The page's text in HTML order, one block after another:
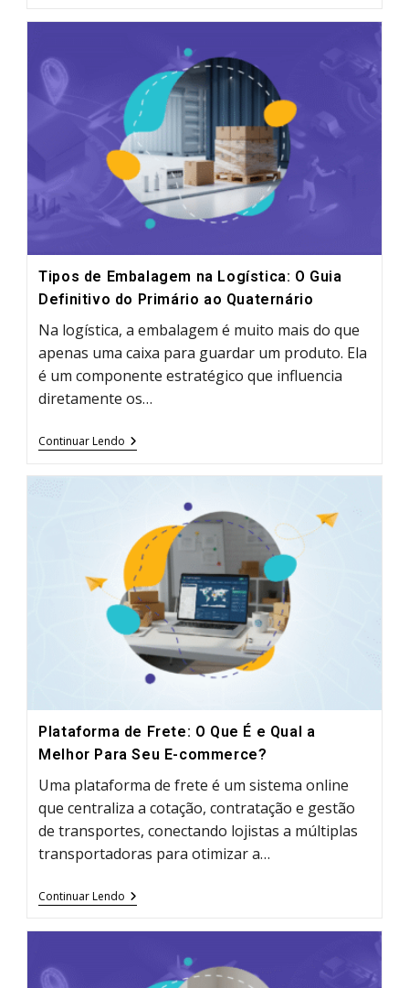
Passo
A
Passo
(Com
Exemplos
Práticos)
Tipos de Embalagem na Logística: O Guia
Definitivo do Primário ao Quaternário
Na logística, a embalagem é muito mais do que
apenas uma caixa para guardar um produto. Ela
é um componente estratégico que influencia
diretamente os…
Continuar Lendo Tipos
De
Guia
Definitivo
Do
Primário
Ao
Quaternário
Plataforma de Frete: O Que É e Qual a
Melhor Para Seu E-commerce?
Uma plataforma de frete é um sistema online
que centraliza a cotação, contratação e gestão
de transportes, conectando lojistas a múltiplas
transportadoras para otimizar a…
Continuar Lendo Plataforma
De